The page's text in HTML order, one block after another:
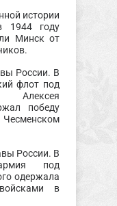
истории
1944 году
Минск от
России. В
флот под
Алексея
победу
России. В
под
одержала
в